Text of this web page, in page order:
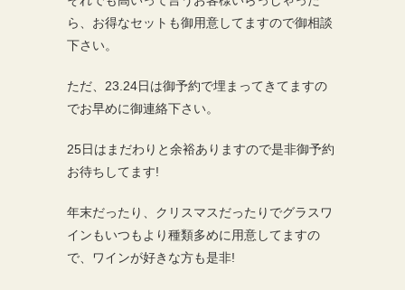
ら、お得なセットも御用意してますので御相談
下さい。
ただ、23.24日は御予約で埋まってきてますの
でお早めに御連絡下さい。
25日はまだわりと余裕ありますので是非御予約
お待ちしてます!
年末だったり、クリスマスだったりでグラスワ
インもいつもより種類多めに用意してますの
で、ワインが好きな方も是非!